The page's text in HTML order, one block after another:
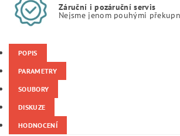
Záruční i pozáruční servis
Nejsme jenom pouhými
POPIS
PARAMETRY
SOUBORY
DISKUZE
HODNOCENÍ